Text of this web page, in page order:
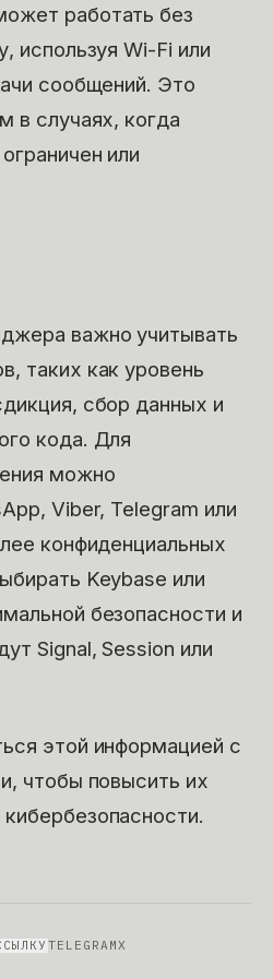
работать без
используя Wi-Fi или
сообщений. Это
в случаях, когда
или
важно учитывать
таких как уровень
сбор данных и
кода. Для
можно
Viber, Telegram или
конфиденциальных
Keybase или
безопасности и
Signal, Session или
этой информацией с
чтобы повысить их
TELEGRAMX